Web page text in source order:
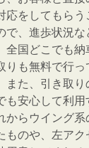
応をしてもら
で、進歩状況
全国どこでも
りも無料で行
また、引き取
も安心して利
からウイング
ものや、左ア